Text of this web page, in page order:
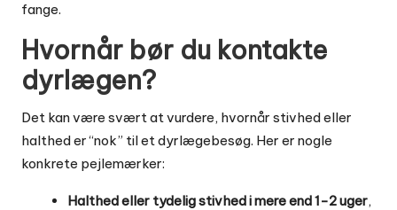
fange.
Hvornår bør du kontakte
dyrlægen?
Det kan være svært at vurdere, hvornår stivhed eller
halthed er “nok” til et dyrlægebesøg. Her er nogle
konkrete pejlemærker:
Halthed eller tydelig stivhed i mere end 1-2 uger,